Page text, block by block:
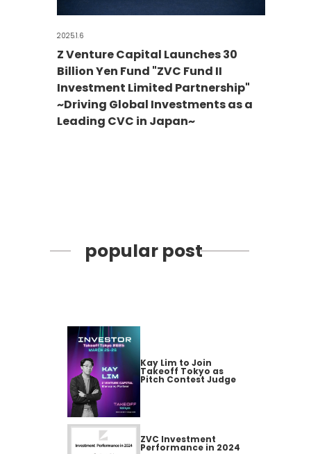
2025.1.6
Z Venture Capital Launches 30
Billion Yen Fund "ZVC Fund II
Investment Limited Partnership"
~Driving Global Investments as a
Leading CVC in Japan~
popular post
Kay Lim to Join
Takeoff Tokyo as
Pitch Contest Judge
ZVC Investment
Performance in 2024